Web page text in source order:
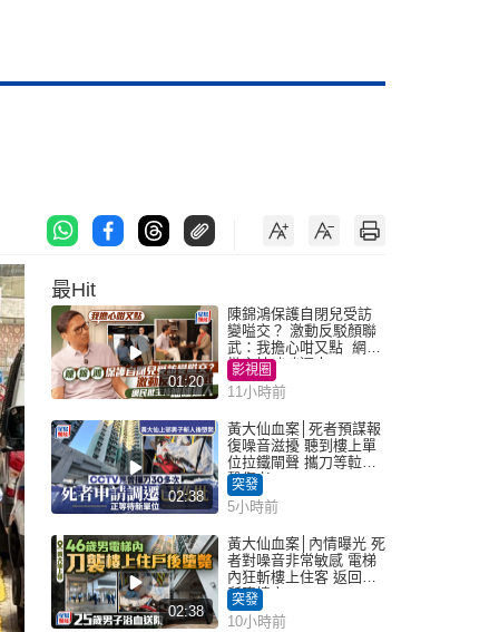
最Hit
01:20
陳錦鴻保護自閉兒受訪
變嗌交？ 激動反駁顏聯
武：我擔心咁又點 網民
批主持咄咄逼人
影視圈
11小時前
02:38
黃大仙血案│死者預謀報
復噪音滋擾 聽到樓上單
位拉鐵閘聲 攜刀等𨋢伏
擊傷者
突發
5小時前
02:38
黃大仙血案│內情曝光 死
者對噪音非常敏感 電梯
內狂斬樓上住客 返回住
所墮樓亡
突發
10小時前